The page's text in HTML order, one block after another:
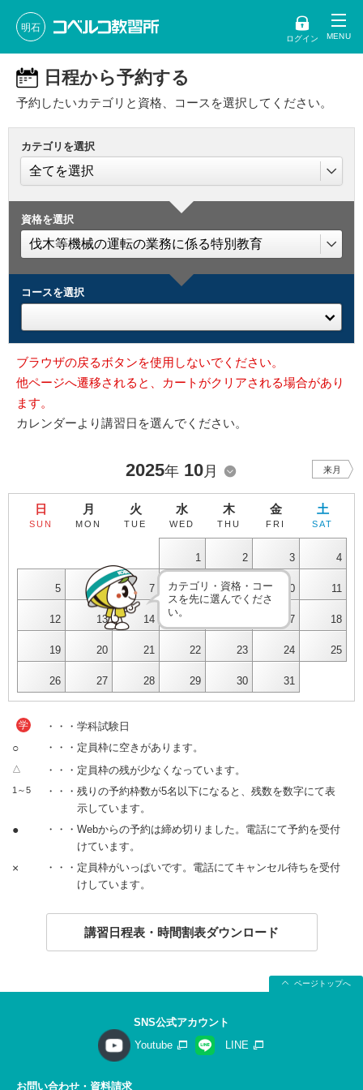
明石
ログイン
日程から予約する
予約したいカテゴリと資格、コースを選択してください。
カテゴリを選択
資格を選択
コースを選択
ブラウザの戻るボタンを使用しないでください。
他ページへ遷移されると、カートがクリアされる場合があり
ます。
カレンダーより講習日を選んでください。
2025年 10月 来月
日
SUN
月
MON
火
TUE
水
WED
木
THU
金
FRI
土
SAT
1 2 3 4
5 6 7 8 9 10 11
12 13 14 17 18
19 20 21 22 23 24 25
26 27 28 29 30 31
カテゴリ・資格・コー
スを先に選んでくださ
い。
学 ・・・学科試験日
○ ・・・定員枠に空きがあります。
△ ・・・定員枠の残が少なくなっています。
1～5
・・・残りの予約枠数が5名以下になると、残数を数字にて表
示しています。
●
・・・Webからの予約は締め切りました。電話にて予約を受付
けています。
×
・・・定員枠がいっぱいです。電話にてキャンセル待ちを受付
けしています。
講習日程表・時間割表ダウンロード
ページトップへ
SNS公式アカウント
Youtube
LINE
お問い合わせ・資料請求